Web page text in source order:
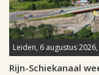
Leiden, 6 augustus
Rijn-Schiekanaal